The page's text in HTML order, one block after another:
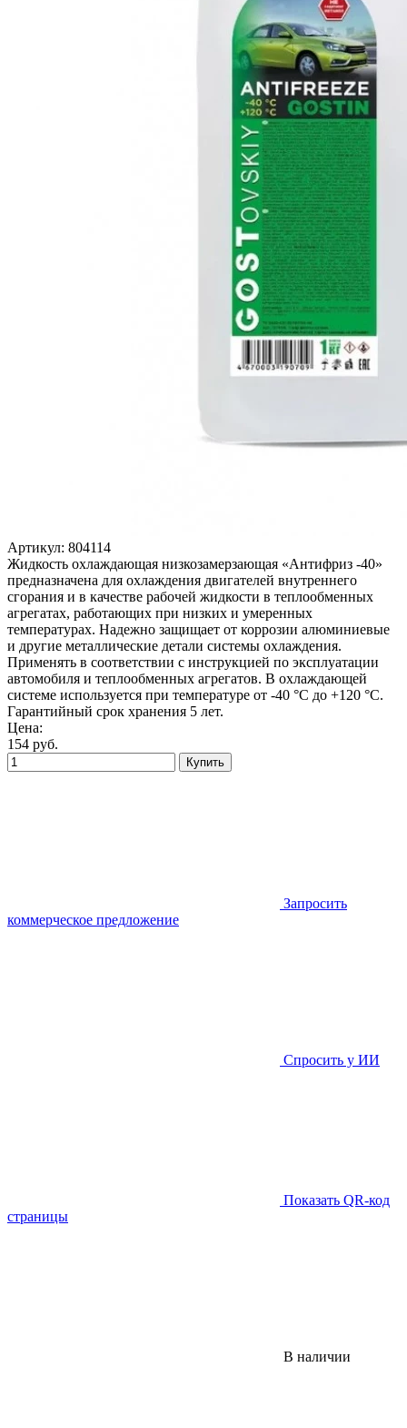
Артикул: 804114
Жидкость охлаждающая низкозамерзающая «Антифриз -40»
предназначена для охлаждения двигателей внутреннего
сгорания и в качестве рабочей жидкости в теплообменных
агрегатах, работающих при низких и умеренных
температурах. Надежно защищает от коррозии алюминиевые
и другие металлические детали системы охлаждения.
Применять в соответствии с инструкцией по эксплуатации
автомобиля и теплообменных агрегатов. В охлаждающей
системе используется при температуре от -40 °С до +120 °С.
Гарантийный срок хранения 5 лет.
Цена:
154 руб.
Купить
Запросить
коммерческое предложение
Спросить у ИИ
Показать QR-код
страницы
В наличии